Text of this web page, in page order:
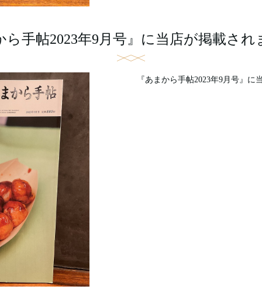
ら手帖2023年9月号』に当店が掲載され
『あまから手帖2023年9月号』に